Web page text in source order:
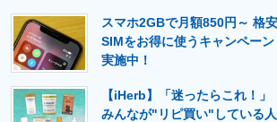
門メディア 建設×テクノロジーの最前線
スマホ2GBで月額850円～ 格安
SIMをお得に使うキャンペーン
実施中！
【iHerb】「迷ったらこれ！」
みんなが"リピ買い"している人